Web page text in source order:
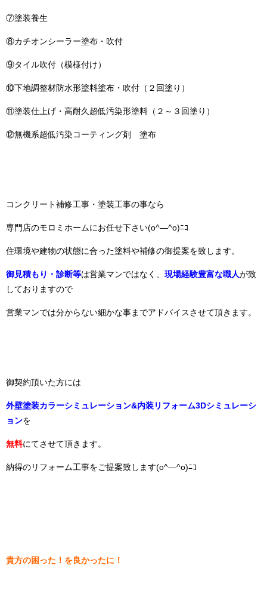
⑦塗装養生
⑧カチオンシーラー塗布・吹付
⑨タイル吹付（模様付け）
⑩下地調整材防水形塗料塗布・吹付（２回塗り）
⑪塗装仕上げ・高耐久超低汚染形塗料（２～３回塗り）
⑫無機系超低汚染コーティング剤 塗布
コンクリート補修工事・塗装工事の事なら
専門店のモロミホームにお任せ下さい(o^―^o)ﾆｺ
住環境や建物の状態に合った塗料や補修の御提案を致します。
御見積もり・診断等は営業マンではなく、 現場経験豊富な職人が致
しておりますので
営業マンでは分からない細かな事までアドバイスさせて頂きます。
御契約頂いた方には
外壁塗装カラーシミュレーション&内装リフォーム3Dシミュレーシ
ョンを
無料にてさせて頂きます。
納得のリフォーム工事をご提案致します(o^―^o)ﾆｺ
貴方の困った！を良かったに！